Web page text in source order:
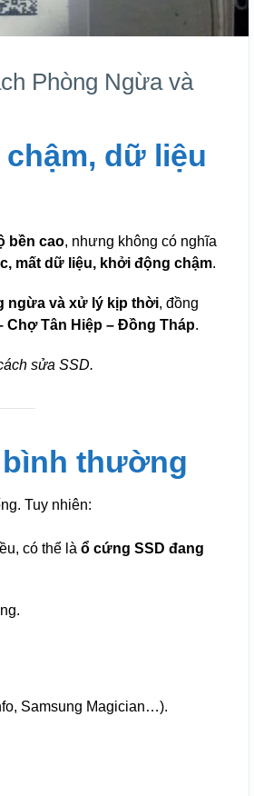
Phòng Ngừa và
chậm, dữ liệu
bền cao, nhưng không có nghĩa
mất dữ liệu, khởi động chậm.
ngừa và xử lý kịp thời, đồng
Chợ Tân Hiệp – Đồng Tháp.
sửa SSD.
bình thường
Tuy nhiên:
có thể làổ cứng SSD đang
Samsung Magician…).